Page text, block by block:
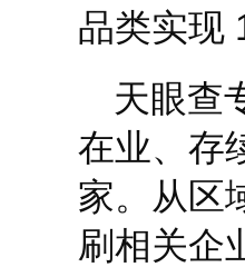
品类实现
天眼查
在业、存
家。从区
刷相关企